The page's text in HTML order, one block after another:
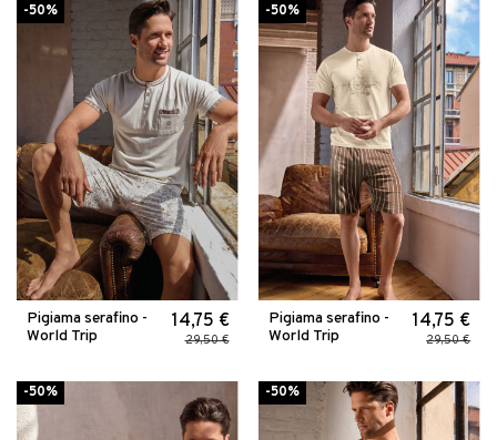
-50%
Pigiama serafino -
World Trip
14,75 €
29,50 €
-50%
Pigiama serafino -
World Trip
14,75 €
29,50 €
-50% -50%